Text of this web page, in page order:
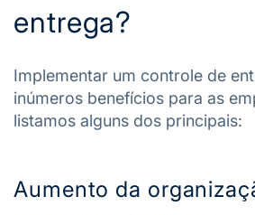
entrega?
Implementar um controle de
inúmeros benefícios para as
listamos alguns dos principais:
Aumento da